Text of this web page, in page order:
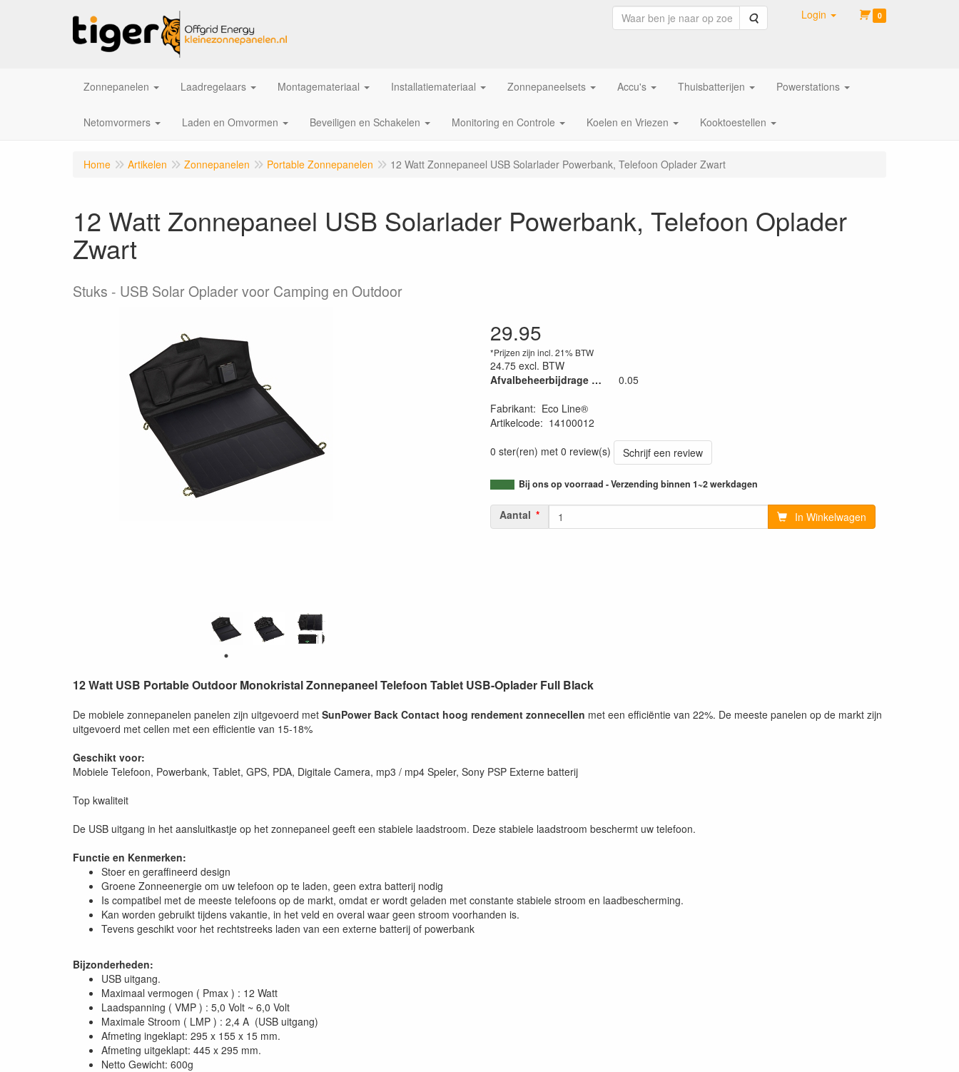
Zoeken Login 0
Zonnepanelen Laadregelaars Montagemateriaal Installatiemateriaal Zonnepaneelsets Accu's Thuisbatterijen Powerstations
Netomvormers Laden en Omvormen Beveiligen en Schakelen Monitoring en Controle Koelen en Vriezen Kooktoestellen
Home Artikelen Zonnepanelen Portable Zonnepanelen 12 Watt Zonnepaneel USB Solarlader Powerbank, Telefoon Oplader Zwart
12 Watt Zonnepaneel USB Solarlader Powerbank, Telefoon Oplader
Zwart
Stuks USB Solar Oplader voor Camping en Outdoor
29.95
*Prijzen zijn incl. 21% BTW
24.75 excl. BTW
Afvalbeheerbijdrage €. 0,04/kg
0.05
Fabrikant: Eco Line®
Artikelcode: 14100012
0 ster(ren) met 0 review(s)
Schrijf een review
Bij ons op voorraad - Verzending binnen 1~2 werkdagen
Aantal In Winkelwagen
12 Watt USB Portable Outdoor Monokristal Zonnepaneel Telefoon Tablet USB-Oplader Full Black
De mobiele zonnepanelen panelen zijn uitgevoerd met SunPower Back Contact hoog rendement zonnecellen met een efficiëntie van 22%. De meeste panelen op de markt zijn
uitgevoerd met cellen met een efficientie van 15-18%
Geschikt voor:
Mobiele Telefoon, Powerbank, Tablet, GPS, PDA, Digitale Camera, mp3 / mp4 Speler, Sony PSP Externe batterij
Top kwaliteit
De USB uitgang in het aansluitkastje op het zonnepaneel geeft een stabiele laadstroom. Deze stabiele laadstroom beschermt uw telefoon.
Functie en Kenmerken:
Stoer en geraffineerd design
Groene Zonneenergie om uw telefoon op te laden, geen extra batterij nodig
Is compatibel met de meeste telefoons op de markt, omdat er wordt geladen met constante stabiele stroom en laadbescherming.
Kan worden gebruikt tijdens vakantie, in het veld en overal waar geen stroom voorhanden is.
Tevens geschikt voor het rechtstreeks laden van een externe batterij of powerbank
Bijzonderheden:
USB uitgang.
Maximaal vermogen ( Pmax ) : 12 Watt
Laadspanning ( VMP ) : 5,0 Volt ~ 6,0 Volt
Maximale Stroom ( LMP ) : 2,4 A (USB uitgang)
Afmeting ingeklapt: 295 x 155 x 15 mm.
Afmeting uitgeklapt: 445 x 295 mm.
Netto Gewicht: 600g